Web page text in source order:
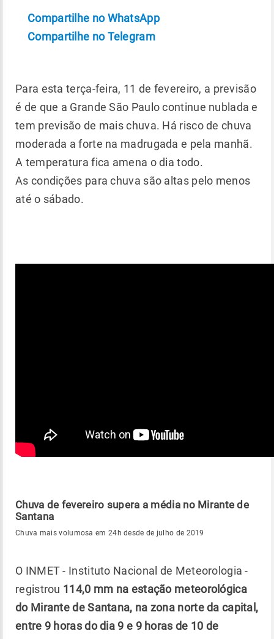
Compartilhe no WhatsApp
Compartilhe no Telegram
Para esta terça-feira, 11 de fevereiro, a previsão
é de que a Grande São Paulo continue nublada e
tem previsão de mais chuva. Há risco de chuva
moderada a forte na madrugada e pela manhã.
A temperatura fica amena o dia todo.
As condições para chuva são altas pelo menos
até o sábado.
Chuva de fevereiro supera a média no Mirante de
Santana
Chuva mais volumosa em 24h desde de julho de 2019
O INMET - Instituto Nacional de Meteorologia -
registrou 114,0 mm na estação meteorológica
do Mirante de Santana, na zona norte da capital,
entre 9 horas do dia 9 e 9 horas de 10 de